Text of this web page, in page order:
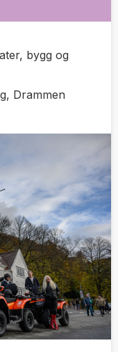
bygg og
Drammen